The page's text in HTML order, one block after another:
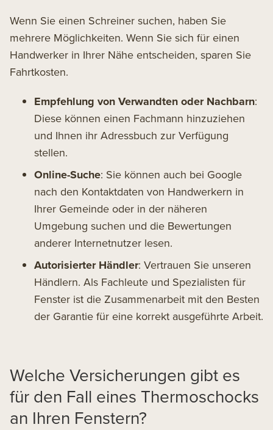
Wenn Sie einen Schreiner suchen, haben Sie
mehrere Möglichkeiten. Wenn Sie sich für einen
Handwerker in Ihrer Nähe entscheiden, sparen Sie
Fahrtkosten.
Empfehlung von Verwandten oder Nachbarn:
Diese können einen Fachmann hinzuziehen
und Ihnen ihr Adressbuch zur Verfügung
stellen.
Online-Suche: Sie können auch bei Google
nach den Kontaktdaten von Handwerkern in
Ihrer Gemeinde oder in der näheren
Umgebung suchen und die Bewertungen
anderer Internetnutzer lesen.
Autorisierter Händler: Vertrauen Sie unseren
Händlern. Als Fachleute und Spezialisten für
Fenster ist die Zusammenarbeit mit den Besten
der Garantie für eine korrekt ausgeführte Arbeit.
Welche Versicherungen gibt es
für den Fall eines Thermoschocks
an Ihren Fenstern?